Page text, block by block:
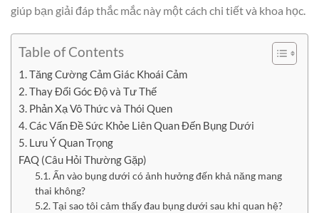
giúp bạn giải đáp thắc mắc này một cách chi tiết và khoa học.
Table of Contents
1. Tăng Cường Cảm Giác Khoái Cảm
2. Thay Đổi Góc Độ và Tư Thế
3. Phản Xạ Vô Thức và Thói Quen
4. Các Vấn Đề Sức Khỏe Liên Quan Đến Bụng Dưới
5. Lưu Ý Quan Trọng
FAQ (Câu Hỏi Thường Gặp)
5.1. Ấn vào bụng dưới có ảnh hưởng đến khả năng mang
thai không?
5.2. Tại sao tôi cảm thấy đau bụng dưới sau khi quan hệ?